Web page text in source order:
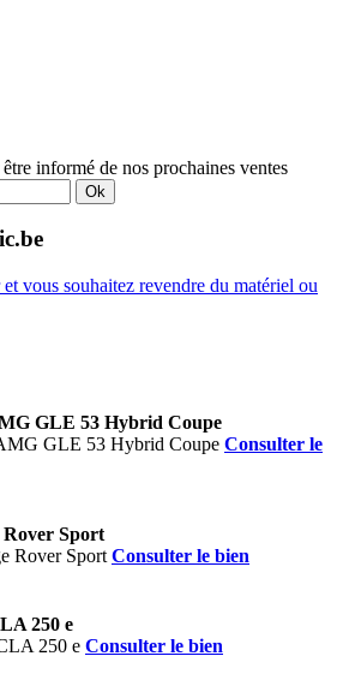
informé de nos prochaines ventes
Ok
GLE 53 Hybrid Coupe
Consulter le
Sport
Consulter le bien
250 e
Consulter le bien